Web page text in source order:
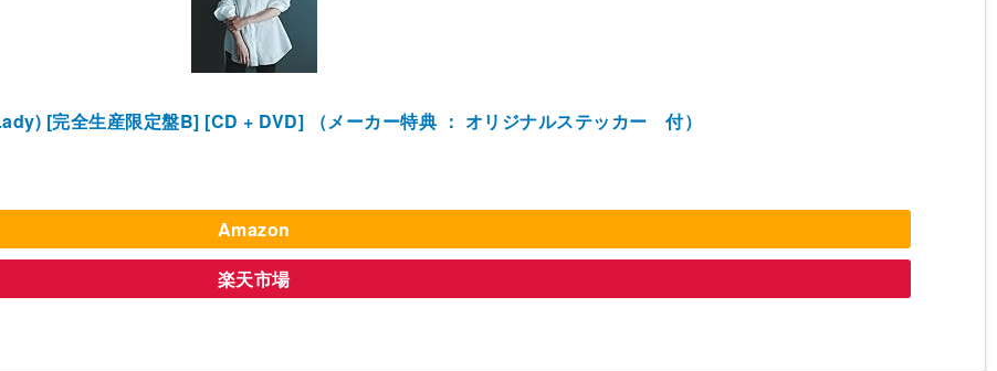
[完全生産限定盤B] [CD + DVD] （メーカー特典 ： オリジナルステッカー 付）
Amazon
楽天市場